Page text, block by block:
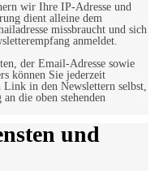
wir Ihre IP-Adresse und
dient alleine dem
missbraucht und sich
anmeldet.
der Email-Adresse sowie
können Sie jederzeit
in den Newslettern selbst,
die oben stehenden
und